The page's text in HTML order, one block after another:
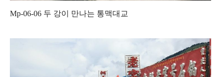
Mp-06-06 두 강이 만나는 통맥대교